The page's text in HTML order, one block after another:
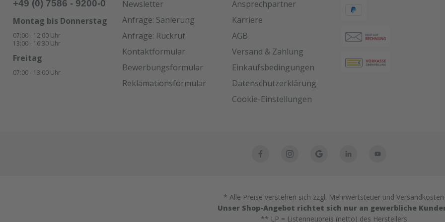
+49 (0) 7586 - 9200-0
Montag bis Donnerstag
07:00 - 12:00 Uhr
13:00 - 16:30 Uhr
Freitag
07:00 - 13:00 Uhr
Newsletter
Anfrage: Sanierung
Anfrage: Rückruf
Kontaktformular
Bewerbungsformular
Reklamationsformular
Ansprechpartner
Karriere
AGB
Versand & Zahlung
Einkaufsbedingungen
Datenschutzerklärung
Cookie-Einstellungen
* Alle Preise verstehen sich zzgl. Mehrwertsteuer und Versandkosten
Unser Shop-Angebot richtet sich nur an gewerbliche
** LP = Listenneupreis (netto) des Herstellers